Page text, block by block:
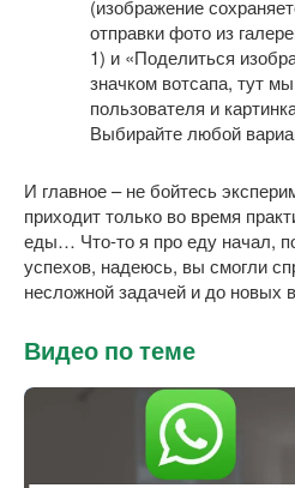
(изображение
отправки фото из
1) и «Поделиться
значком вотсапа, тут
пользователя и
Выбирайте любой
И главное – не бойтесь
приходит только во время
еды… Что-то я про еду начал,
успехов, надеюсь, вы смогли
несложной задачей и до новых
Видео по теме